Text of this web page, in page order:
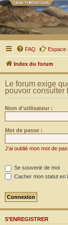
FAQ Espace
Index du forum
Le forum exige
pouvoir consulter
Nom d’utilisateur :
Mot de passe :
J’ai oublié mon mot de
Se souvenir de moi
Cacher mon statut en
S’ENREGISTRER